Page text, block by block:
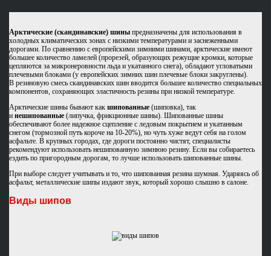
Арктические (скандинавские) шиныпредназначены для использования в
холодных климатических зонах с низкими температурами и заснеженными
дорогами. По сравнению с европейскими зимними шинами, арктические имеют
большее количество ламелей (прорезей, образующих режущие кромки, которые
цепляются за микронеровности льда и укатанного снега), обладают угловатыми
плечевыми блоками (у европейских зимних шин плечевые блоки закруглены).
В резиновую смесь скандинавских шин вводится большее количество специальных
компонентов, сохраняющих эластичность резины при низкой температуре.
Арктические шины бывают как шипованные(шиповка), так
и нешипованные(липучка, фрикционные шины). Шипованные шины
обеспечивают более надежное сцепление с ледовым покрытием и укатанным
снегом (тормозной путь короче на 10-20%), но чуть хуже ведут себя на голом
асфальте. В крупных городах, где дороги постоянно чистят, специалисты
рекомендуют использовать нешипованную зимнюю резину. Если вы собираетесь
ездить по пригородным дорогам, то лучше использовать шипованные шины.
При выборе следует учитывать и то, что шипованная резина шумная. Ударяясь об
асфальт, металлические шипы издают звук, который хорошо слышно в салоне.
Виды шипов